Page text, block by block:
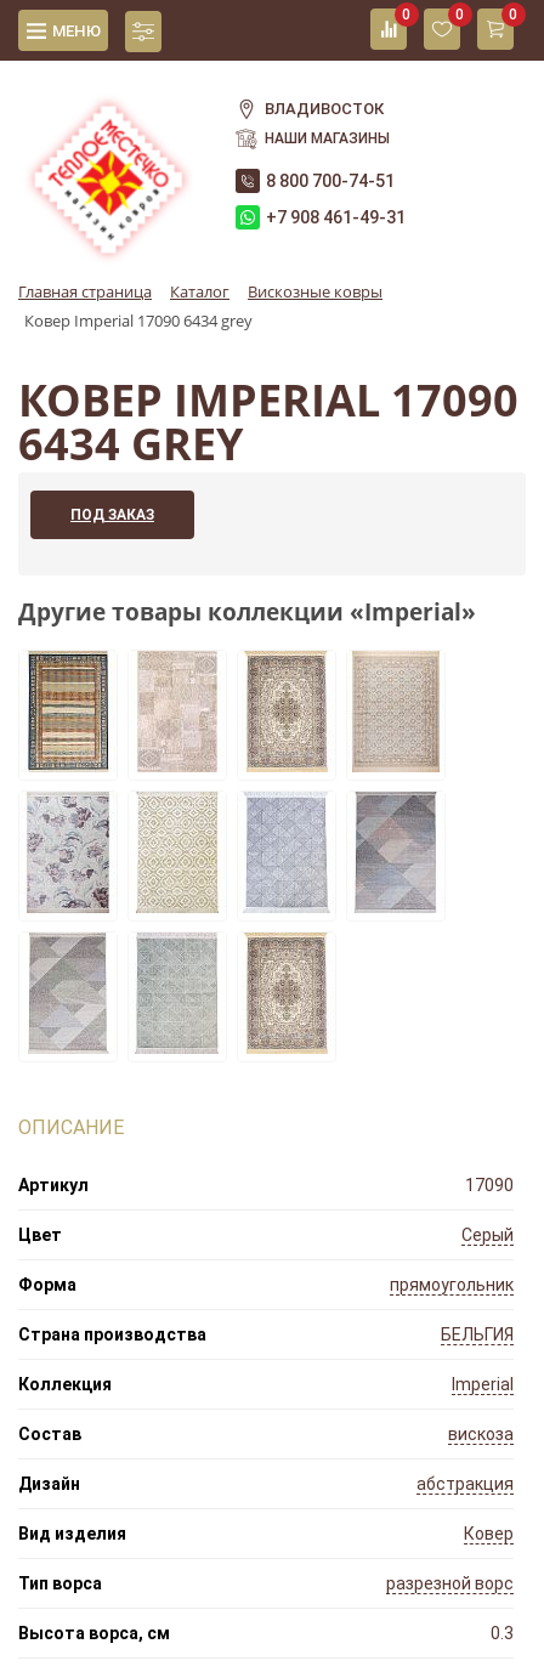
МЕНЮ
0 0 0
ВЛАДИВОСТОК
НАШИ МАГАЗИНЫ
8 800 700-74-51
+7 908 461-49-31
Главная страница Каталог
Вискозные ковры
Ковер Imperial 17090 6434 grey
КОВЕР IMPERIAL 17090
6434 GREY
ПОД ЗАКАЗ
Другие товары коллекции «Imperial»
ОПИСАНИЕ
Артикул 17090
Цвет Серый
Форма прямоугольник
Страна производства БЕЛЬГИЯ
Коллекция Imperial
Состав вискоза
Дизайн абстракция
Вид изделия Ковер
Тип ворса разрезной ворс
Высота ворса, см 0.3